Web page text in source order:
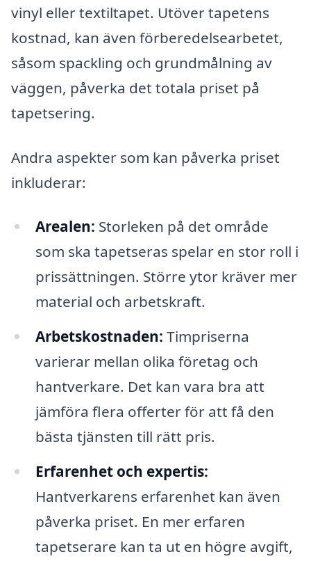
vinyl eller textiltapet. Utöver tapetens
kostnad, kan även förberedelsearbetet,
såsom spackling och grundmålning av
väggen, påverka det totala priset på
tapetsering.
Andra aspekter som kan påverka priset
inkluderar:
Arealen: Storleken på det område
som ska tapetseras spelar en stor roll i
prissättningen. Större ytor kräver mer
material och arbetskraft.
Arbetskostnaden: Timpriserna
varierar mellan olika företag och
hantverkare. Det kan vara bra att
jämföra flera offerter för att få den
bästa tjänsten till rätt pris.
Erfarenhet och expertis:
Hantverkarens erfarenhet kan även
påverka priset. En mer erfaren
tapetserare kan ta ut en högre avgift,